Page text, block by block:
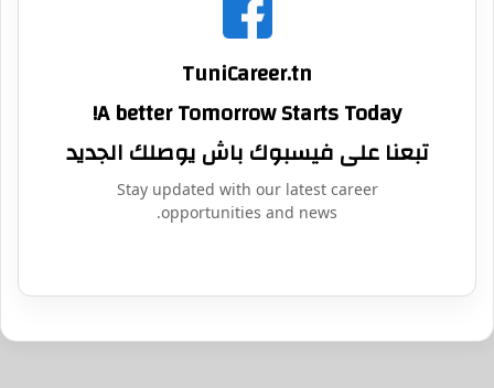
TuniCareer.tn
A better Tomorrow Starts Today!
تبعنا على فيسبوك باش يوصلك الجديد
Stay updated with our latest career
opportunities and news.